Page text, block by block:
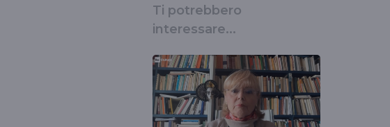
Ti potrebbero
interessare...